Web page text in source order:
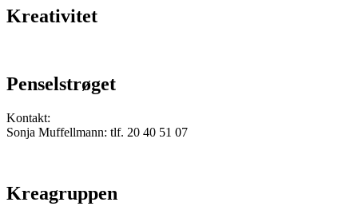
Kreativitet
Penselstrøget
Kontakt:
Sonja Muffellmann: tlf. 20 40 51 07
Kreagruppen